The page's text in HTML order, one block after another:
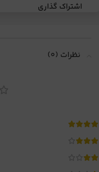
اشتراک گذاری
نظرات (0)